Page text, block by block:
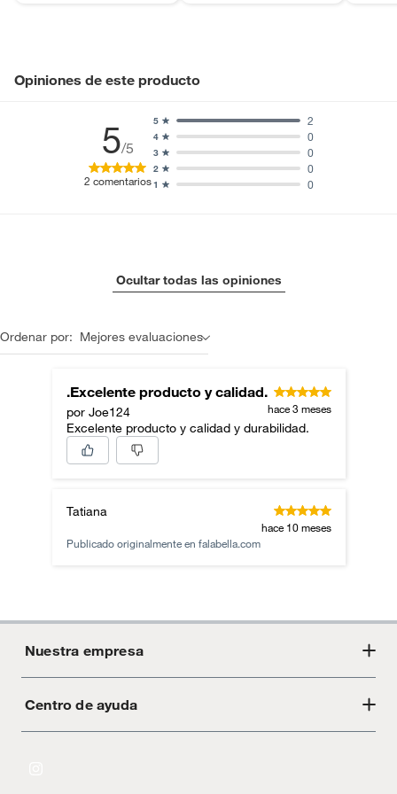
Opiniones de este producto
5/5
2 comentarios1 0
2 0
3 0
4 0
5 2
Ocultar todas las opiniones
Ordenar por: Mejores evaluaciones
.Excelente producto y calidad.
por Joe124 hace 3 meses
Excelente producto y calidad y durabilidad.
Tatiana
hace 10 meses
Publicado originalmente en falabella.com
Nuestra empresa
Acerca de Crate
Centro de ayuda